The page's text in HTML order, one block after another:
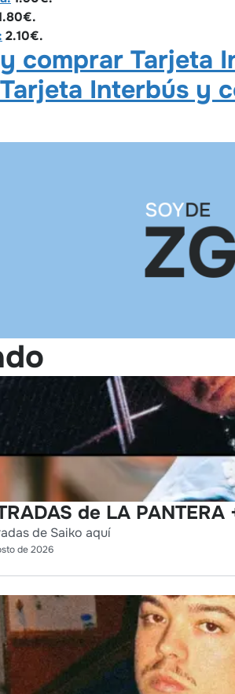
2.10€.
comprar Tarjeta
Interbús y
de LA
de Saiko aquí
de 2026